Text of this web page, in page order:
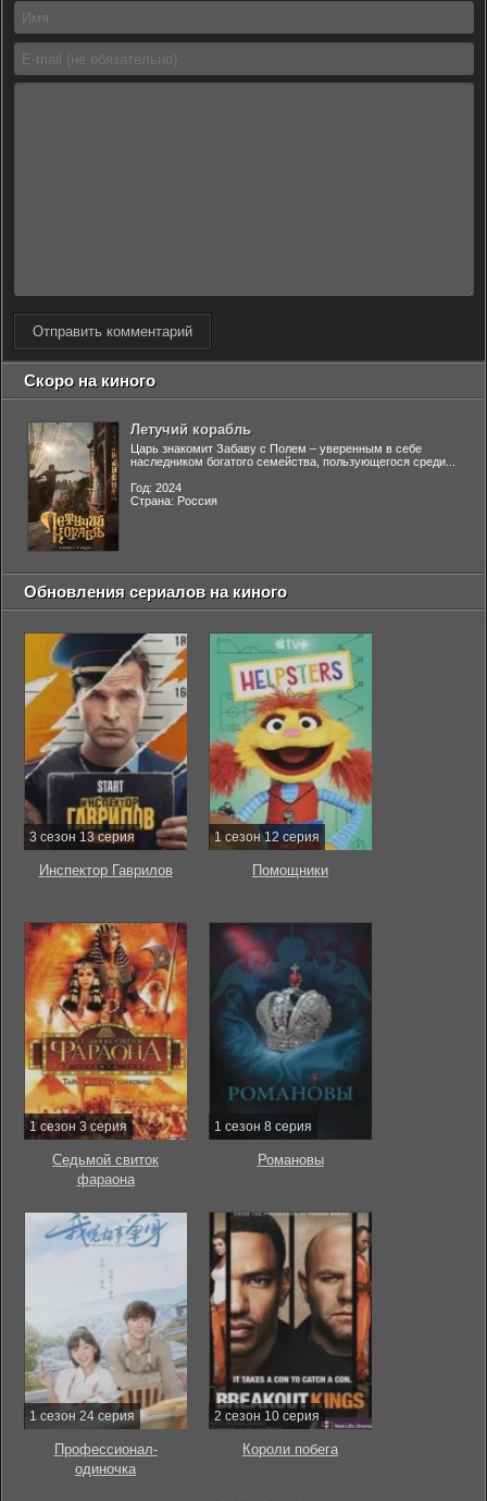
Отправить комментарий
Скоро на киного
Летучий корабль
Царь знакомит Забаву с Полем – уверенным в себе
наследником богатого семейства, пользующегося среди...
Год: 2024
Страна: Россия
Обновления сериалов на киного
3 сезон 13 серия
Инспектор Гаврилов
1 сезон 12 серия
Помощники
1 сезон 3 серия
Седьмой свиток
фараона
1 сезон 8 серия
Романовы
1 сезон 24 серия
Профессионал-
одиночка
2 сезон 10 серия
Короли побега